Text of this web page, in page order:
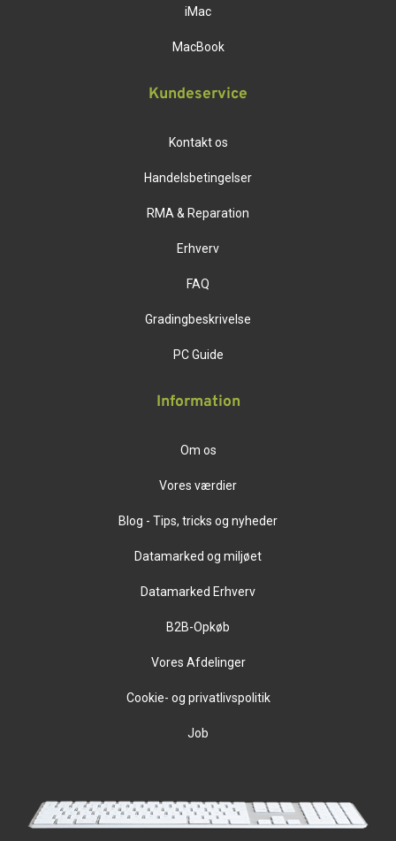
iMac
MacBook
Kundeservice
Kontakt os
Handelsbetingelser
RMA & Reparation
Erhverv
FAQ
Gradingbeskrivelse
PC Guide
Information
Om os
Vores værdier
Blog - Tips, tricks og nyheder
Datamarked og miljøet
Datamarked Erhverv
B2B-Opkøb
Vores Afdelinger
Cookie- og privatlivspolitik
Job